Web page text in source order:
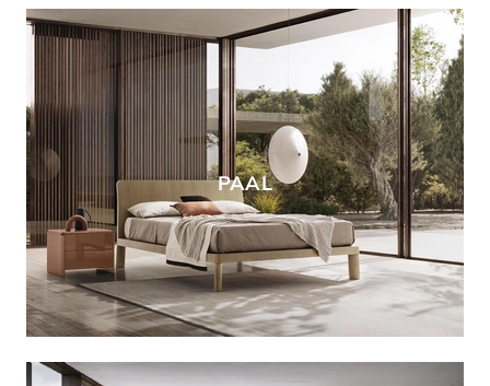
PAAL